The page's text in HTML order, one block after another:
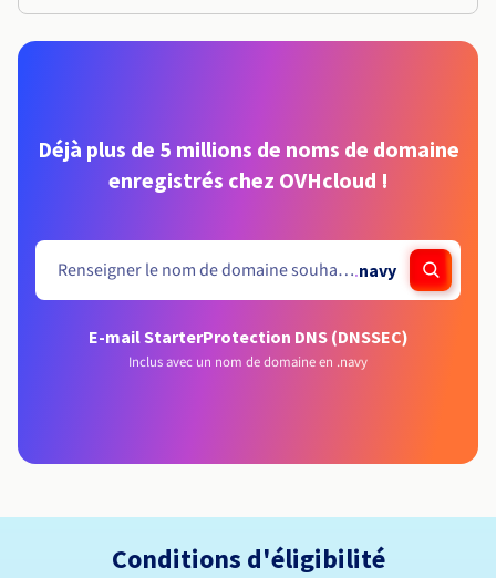
Déjà plus de 5 millions de noms de domaine
enregistrés chez OVHcloud !
.navy
E-mail StarterProtection DNS (DNSSEC)
Inclus avec un nom de domaine en .navy
Conditions d'éligibilité